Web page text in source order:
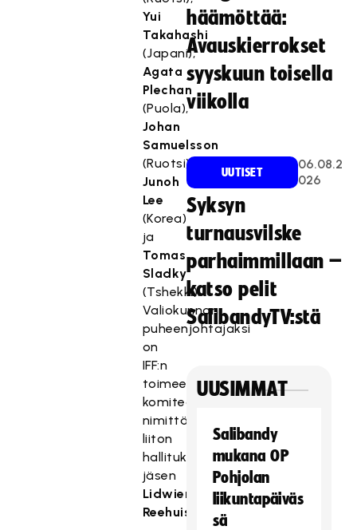
Yui
Takahashi
(Japani),
Agata
Plechan
(Puola),
Johan
Samuelsson
(Ruotsi),
Junoh
Lee
(Korea)
ja
Tomas
Sladky
(Tshekki).
Valiokunnan
puheenjohtajaksi
on
IFF:n
toimeenpaneva
komitea
nimittänyt
liiton
hallituksen
jäsen
Lidwien
Reehuisin
häämöttää:
Avauskierrokset
syyskuun toisella
viikolla
UUTISET
06.08.2
026
Syksyn
turnausvilske
parhaimmillaan –
katso pelit
SalibandyTV:stä
UUSIMMAT
Salibandy
mukana OP
Pohjolan
liikuntapäiväs
sä